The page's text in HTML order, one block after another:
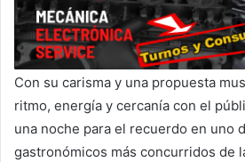
Con su carisma y una propuesta
ritmo, energía y cercanía con el
una noche para el recuerdo en uno
gastronómicos más concurridos de